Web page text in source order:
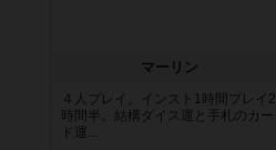
マーリン
４人プレイ。インスト1時間プレイ2
時間半。結構ダイス運と手札のカー
ド運...